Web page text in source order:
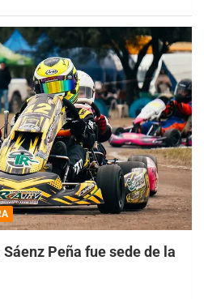
Sáenz Peña fue sede de la